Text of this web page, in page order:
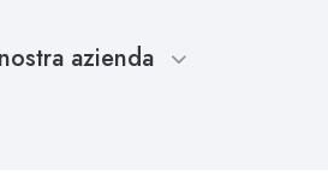
azienda